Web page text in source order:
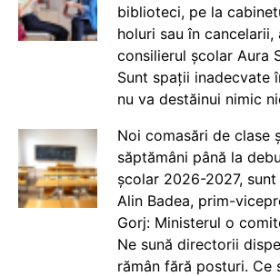
biblioteci, pe la
holuri sau în
consilierul școlar Aura
Sunt spații inadecvate
nu va destăinui nimic
Noi comasări de clase
săptămâni până la
școlar 2026-2027,
Alin Badea, prim-
Gorj: Ministerul o
Ne sună directorii
rămân fără posturi. Ce